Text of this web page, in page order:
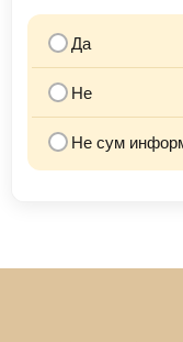
Да
Не
Не сум